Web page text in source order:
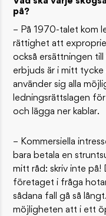
på?
– På 1970-talet kom
rättighet att
också ersättningen
erbjuds är i mitt
använder sig alla
ledningsrättslagen
och lägga ner kablar.
– Kommersiella
bara betala en
mitt råd: skriv inte
företaget i fråga
sådana fall gå så
möjligheten att i ett